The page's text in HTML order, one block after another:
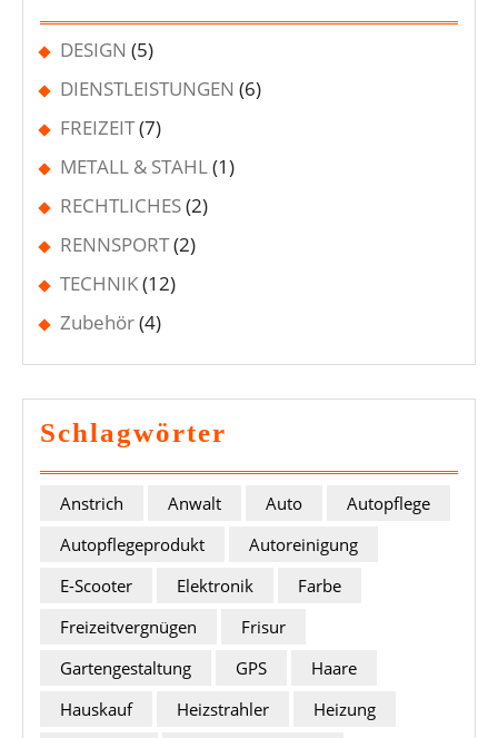
DESIGN (5)
DIENSTLEISTUNGEN (6)
FREIZEIT(7)
METALL & STAHL(1)
RECHTLICHES(2)
RENNSPORT(2)
TECHNIK(12)
Zubehör(4)
Schlagwörter
Anstrich Anwalt Auto
Autopflege
Autopflegeprodukt
Autoreinigung
E-Scooter
Elektronik
Farbe
Freizeitvergnügen
Frisur
Gartengestaltung
GPS
Haare
Hauskauf
Heizstrahler
Heizung